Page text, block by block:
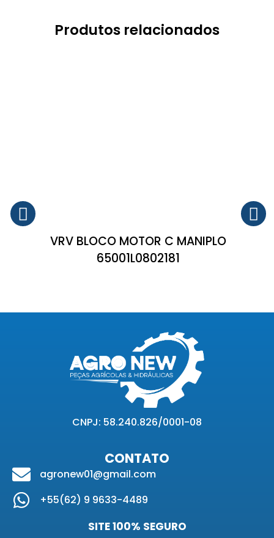
Produtos relacionados
VRV BLOCO MOTOR C MANIPLO
65001L0802181
CNPJ: 58.240.826/0001-08
CONTATO
agronew01@gmail.com
+55(62) 9 9633-4489
SITE 100% SEGURO